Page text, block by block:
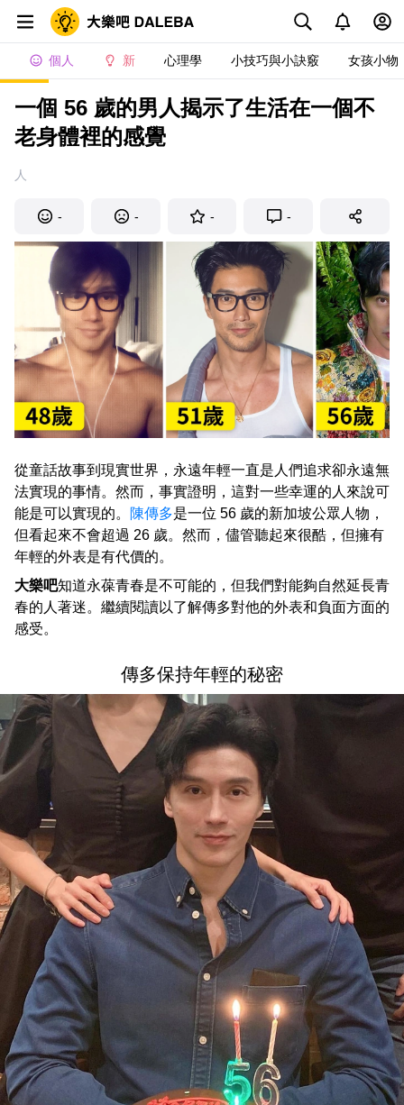
個人 新 心理學 小技巧與小訣竅 女孩小物
一個 56 歲的男人揭示了生活在一個不
老身體裡的感覺
人
- - - -
從童話故事到現實世界，永遠年輕一直是人們追求卻永遠無
法實現的事情。然而，事實證明，這對一些幸運的人來說可
能是可以實現的。
陳傳多是一位 5​​6 歲的新加坡公眾人物，
但看起來不會超過 26 歲。然而，儘管聽起來很酷，但擁有
年輕的外表是有代價的。
大樂吧知道永葆青春是不可能的，但我們對能夠自然延長青
春的人著迷。繼續閱讀以了解傳多對他的外表和負面方面的
感受。
傳多保持年輕的秘密